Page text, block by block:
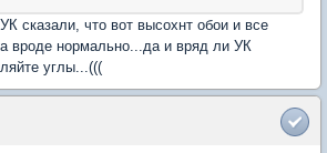
сказали, что вот высохнт обои и все
вроде нормально...да и вряд ли УК
углы...(((